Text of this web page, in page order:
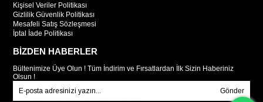
Kişisel Veriler Politikası
Gizlilik Güvenlik Politikası
Mesafeli Satış Sözleşmesi
İptal İade Politikası
BİZDEN HABERLER
Bültenimize Üye Olun ! Tüm İndirim ve Fırsatlardan İlk Sizin Haberiniz
Olsun !
Gönder